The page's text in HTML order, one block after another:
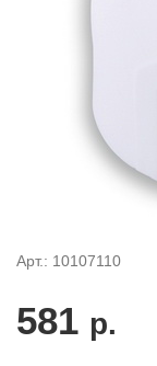
Арт.: 10107110
581 р.